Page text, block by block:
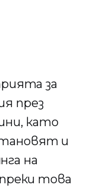
за
през
като
и
на
това